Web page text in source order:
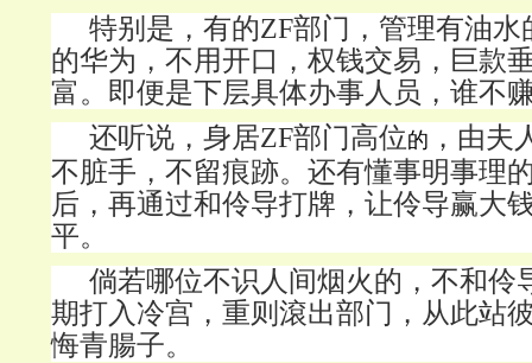
特别是，有的ZF部门，管理有油
的华为，不用开口，权钱交易，巨款
富。即便是下层具体办事人员，谁不
还听说，身居ZF部门高位的 ，由夫
不脏手，不留痕跡。还有懂事明事理
后，再通过和伶导打牌，让伶导赢大
平。
倘若哪位不识人间烟火的，不和伶
期打入冷宫，重则滾出部门，从此站
悔青腸子。